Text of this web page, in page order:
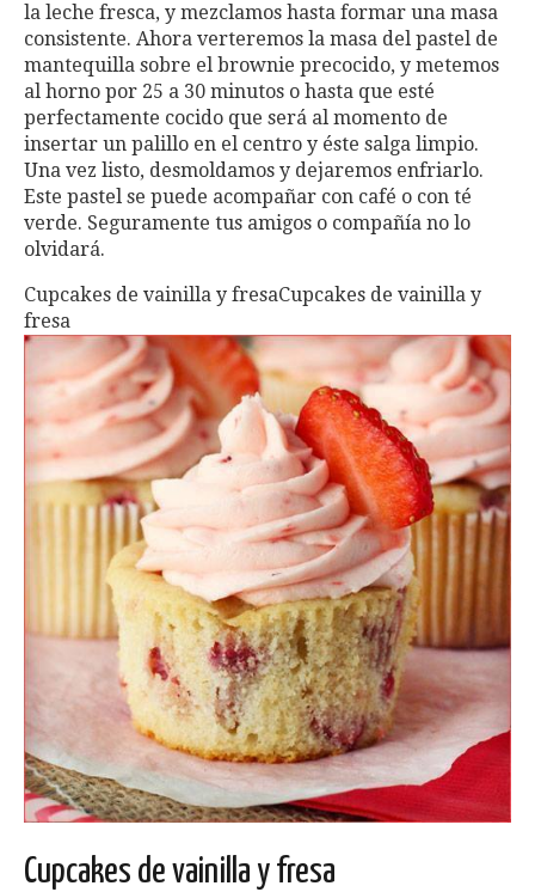
la leche fresca, y mezclamos hasta formar una masa
consistente. Ahora verteremos la masa del pastel de
mantequilla sobre el brownie precocido, y metemos
al horno por 25 a 30 minutos o hasta que esté
perfectamente cocido que será al momento de
insertar un palillo en el centro y éste salga limpio.
Una vez listo, desmoldamos y dejaremos enfriarlo.
Este pastel se puede acompañar con café o con té
verde. Seguramente tus amigos o compañía no lo
olvidará.
Cupcakes de vainilla y fresaCupcakes de vainilla y
fresa
Cupcakes de vainilla y fresa